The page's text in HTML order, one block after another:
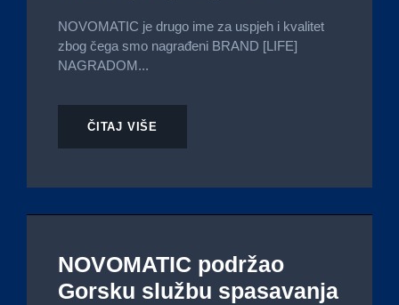
NOVOMATIC je drugo ime za uspjeh i kvalitet
zbog čega smo nagrađeni BRAND [LIFE]
NAGRADOM...
ČITAJ VIŠE
NOVOMATIC podržao
Gorsku službu spasavanja